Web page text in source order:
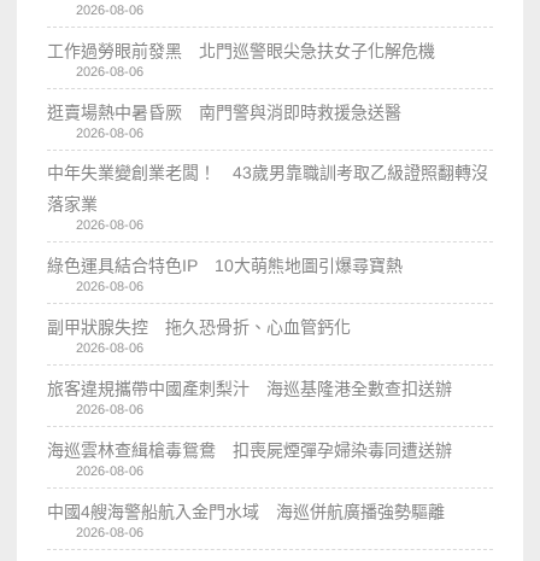
2026-08-06
工作過勞眼前發黑 北門巡警眼尖急扶女子化解危機
2026-08-06
逛賣場熱中暑昏厥 南門警與消即時救援急送醫
2026-08-06
中年失業變創業老闆！ 43歲男靠職訓考取乙級證照翻轉沒
落家業
2026-08-06
綠色運具結合特色IP 10大萌熊地圖引爆尋寶熱
2026-08-06
副甲狀腺失控 拖久恐骨折、心血管鈣化
2026-08-06
旅客違規攜帶中國產刺梨汁 海巡基隆港全數查扣送辦
2026-08-06
海巡雲林查緝槍毒鴛鴦 扣喪屍煙彈孕婦染毒同遭送辦
2026-08-06
中國4艘海警船航入金門水域 海巡併航廣播強勢驅離
2026-08-06